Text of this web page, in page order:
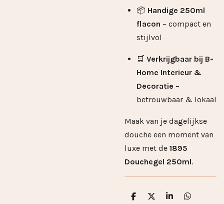
📦 Handige 250ml
flacon – compact en
stijlvol
🛒 Verkrijgbaar bij B-
Home Interieur &
Decoratie –
betrouwbaar & lokaal
Maak van je dagelijkse
douche een moment van
luxe met de 1895
Douchegel 250ml.
D
D
S
D